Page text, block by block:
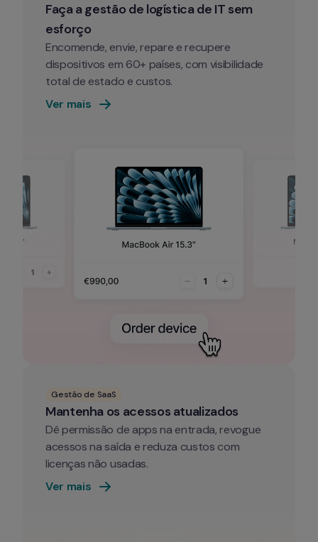
Faça a gestão de logística de IT sem
esforço
Encomende, envie, repare e recupere
dispositivos em 60+ países, com visibilidade
total de estado e custos.
Ver mais
Gestão de SaaS
Mantenha os acessos atualizados
Dê permissão de apps na entrada, revogue
acessos na saída e reduza custos com
licenças não usadas.
Ver mais